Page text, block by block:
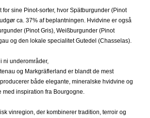
sine Pinot-sorter, hvor Spätburgunder (Pinot
ca. 37% af beplantningen. Hvidvine er også
(Pinot Gris), Weißburgunder (Pinot
og den lokale specialitet Gutedel (Chasselas).
ni underområder,
og Markgräflerland er blandt de mest
både elegante, mineralske hvidvine og
med inspiration fra Bourgogne.
vinregion, der kombinerer tradition, terroir og